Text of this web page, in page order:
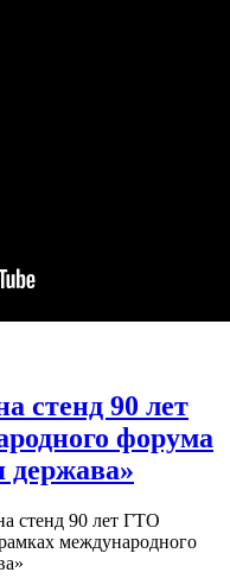
стенд 90 лет
форума
держава»
стенд 90 лет ГТО
международного